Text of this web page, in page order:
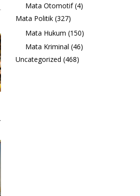
Mata Otomotif(4)
Mata Politik (327)
Mata Hukum (150)
Mata Kriminal (46)
Uncategorized (468)